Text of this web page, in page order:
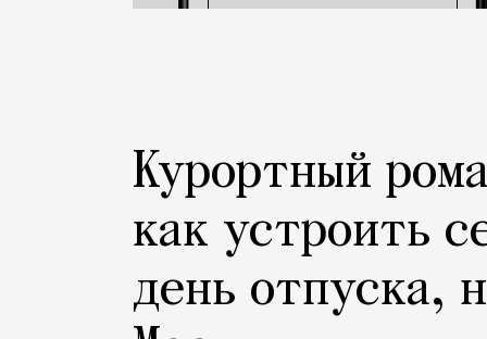
Курортный
как устроить
день отпуска,